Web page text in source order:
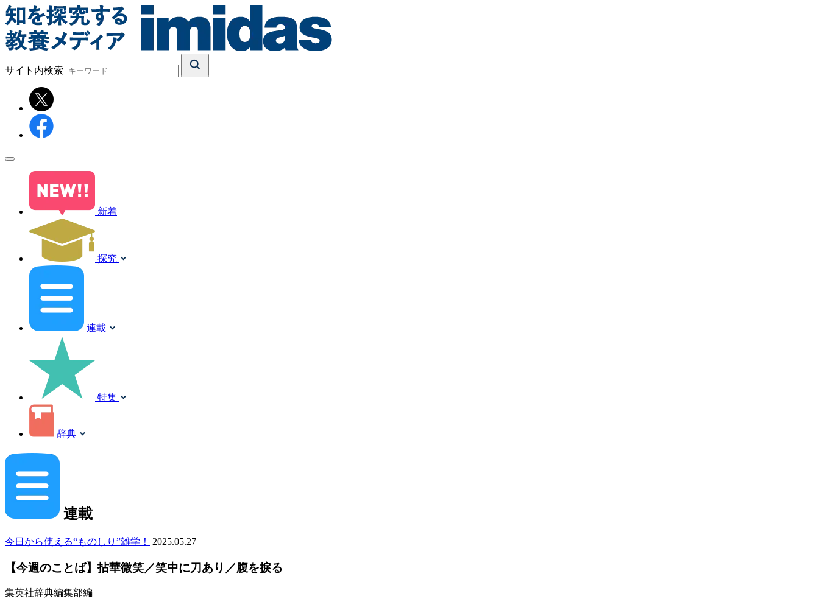
サイト内検索
新着
探究
連載
特集
辞典
連載
今日から使える“ものしり”雑学！ 2025.05.27
【今週のことば】拈華微笑／笑中に刀あり／腹を捩る
集英社辞典編集部編